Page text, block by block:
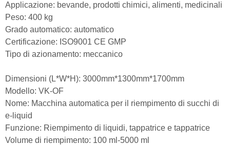
Applicazione: bevande, prodotti chimici, alimenti, medicinali
Peso: 400 kg
Grado automatico: automatico
Certificazione: ISO9001 CE GMP
Tipo di azionamento: meccanico
Dimensioni (L*W*H): 3000mm*1300mm*1700mm
Modello: VK-OF
Nome: Macchina automatica per il riempimento di succhi di
e-liquid
Funzione: Riempimento di liquidi, tappatrice e tappatrice
Volume di riempimento: 100 ml-5000 ml